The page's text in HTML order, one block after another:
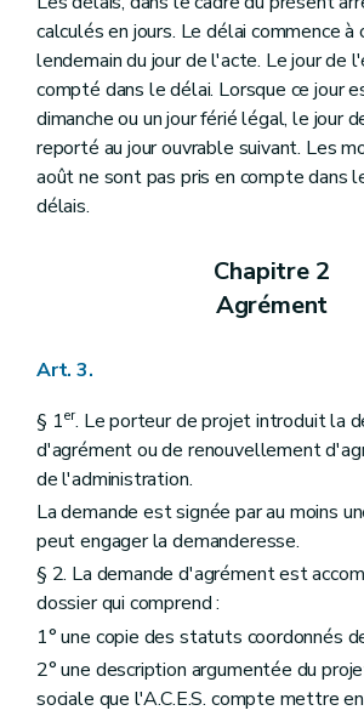
calculés en jours. Le délai commence à
lendemain du jour de l'acte. Le jour de
compté dans le délai. Lorsque ce jour
dimanche ou un jour férié légal, le jour
reporté au jour ouvrable suivant. Les
août ne sont pas pris en compte dans
délais.
Chapitre 2
Agrément
Art. 3.
§ 1er. Le porteur de projet introduit la
d'agrément ou de renouvellement
de l'administration.
La demande est signée par au moins
peut engager la demanderesse.
§ 2. La demande d'agrément est
dossier qui comprend :
1° une copie des statuts coordonnés
2° une description argumentée du
sociale que l'A.C.E.S. compte mettre